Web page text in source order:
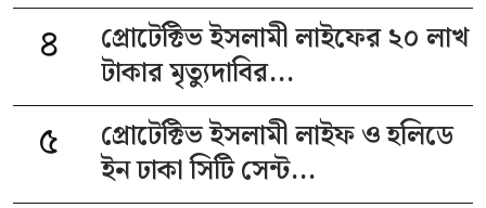
৪
প্রোটেক্টিভ ইসলামী লাইফের ২০ লাখ
টাকার মৃত্যুদাবির...
৫
প্রোটেক্টিভ ইসলামী লাইফ ও হলিডে
ইন ঢাকা সিটি সেন্ট...